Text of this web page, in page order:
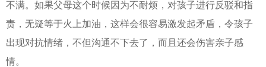
不满。如果父母这个时候因为不耐烦，对孩子进行反驳和指
责，无疑等于火上加油，这样会很容易激发起矛盾，令孩子
出现对抗情绪，不但沟通不下去了，而且还会伤害亲子感
情。